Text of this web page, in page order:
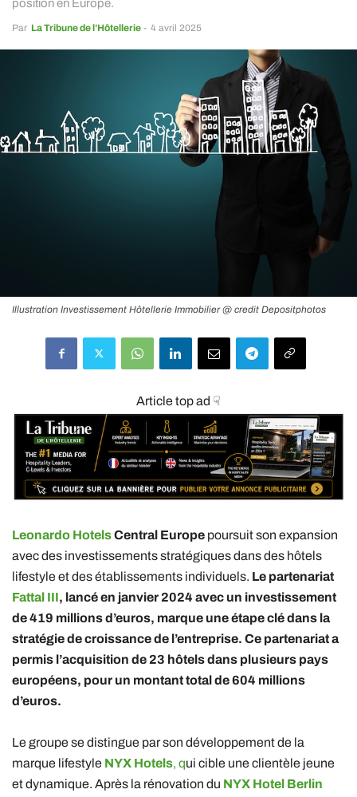
position en Europe.
Par La Tribune de l’Hôtellerie - 4 avril 2025
Illustration Investissement Hôtellerie Immobilier @ credit Depositphotos
Article top ad ☟
Leonardo HotelsCentral Europe poursuit son expansion
avec des investissements stratégiques dans des hôtels
lifestyle et des établissements individuels. Le partenariat
Fattal III , lancé en janvier 2024 avec un investissement
de 419 millions d’euros, marque une étape clé dans la
stratégie de croissance de l’entreprise. Ce partenariat a
permis l’acquisition de 23 hôtels dans plusieurs pays
européens, pour un montant total de 604 millions
d’euros.
Le groupe se distingue par son développement de la
marque lifestyle NYX Hotels, qui cible une clientèle jeune
et dynamique. Après la rénovation du NYX Hotel Berlin